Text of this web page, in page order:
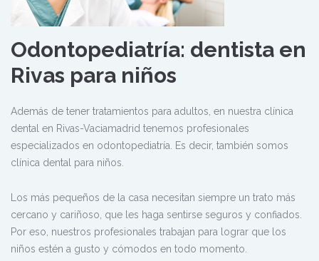
Odontopediatría: dentista en
Rivas para niños
Además de tener tratamientos para adultos, en nuestra clínica
dental en Rivas-Vaciamadrid tenemos profesionales
especializados en odontopediatría. Es decir, también somos
clínica dental para niños.
Los más pequeños de la casa necesitan siempre un trato más
cercano y cariñoso, que les haga sentirse seguros y confiados.
Por eso, nuestros profesionales trabajan para lograr que los
niños estén a gusto y cómodos en todo momento.